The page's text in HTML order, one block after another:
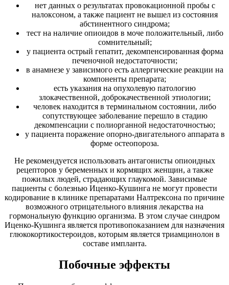
нет данных о результатах провокационной пробы с
налоксоном, а также пациент не вышел из состояния
абстинентного синдрома;
тест на наличие опиоидов в моче положительный, либо
сомнительный;
у пациента острый гепатит, декомпенсированная форма
печеночной недостаточности;
в анамнезе у зависимого есть аллергические реакции на
компоненты препарата;
есть указания на опухолевую патологию
злокачественной, доброкачественной этиологии;
человек находится в терминальном состоянии, либо
сопутствующее заболевание перешло в стадию
декомпенсации с полиорганной недостаточностью;
у пациента поражение опорно-двигательного аппарата в
форме остеопороза.
Не рекомендуется использовать антагонисты опиоидных
рецепторов у беременных и кормящих женщин, а также
пожилых людей, страдающих глаукомой. Зависимые
пациенты с болезнью Иценко-Кушинга не могут провести
кодирование в клинике препаратами Налтрексона по причине
возможного отрицательного влияния лекарства на
гормональную функцию организма. В этом случае синдром
Иценко-Кушинга является противопоказанием для назначения
глюкокортикостероидов, которым является триамцинолон в
составе импланта.
Побочные эффекты